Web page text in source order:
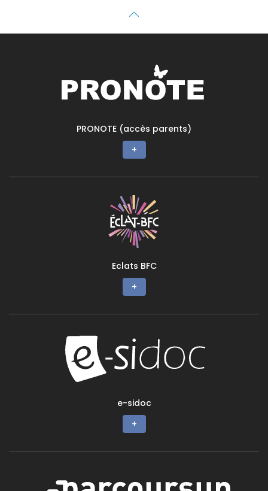
PRONOTE (accès parents)
+
Eclats BFC
+
e-sidoc
+